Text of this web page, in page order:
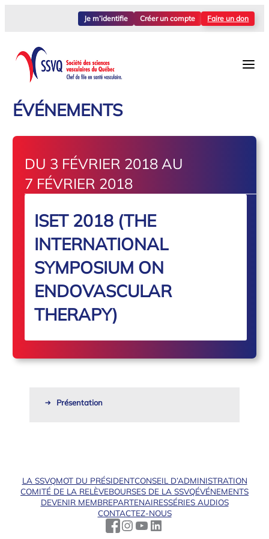
Je m’identifie Créer un compte Faire un don
ÉVÉNEMENTS
DU 3 FÉVRIER 2018 AU
7 FÉVRIER 2018
ISET 2018 (THE
INTERNATIONAL
SYMPOSIUM ON
ENDOVASCULAR
THERAPY)
Présentation
LA SSVQMOT DU PRÉSIDENTCONSEIL D’ADMINISTRATION
COMITÉ DE LA RELÈVEBOURSES DE LA SSVQÉVÉNEMENTS
DEVENIR MEMBREPARTENAIRESSÉRIES AUDIOS
CONTACTEZ-NOUS